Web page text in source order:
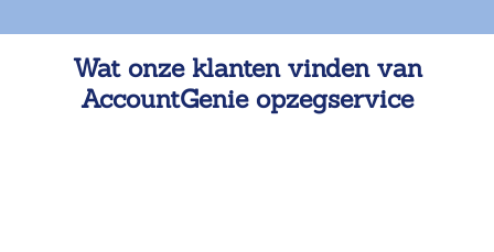
Wat onze klanten vinden van
AccountGenie opzegservice